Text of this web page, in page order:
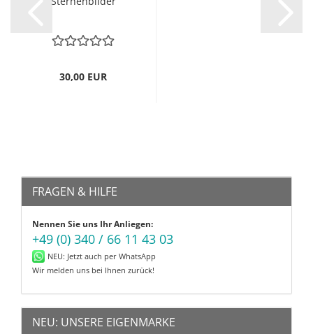
30,00 EUR
FRAGEN & HILFE
Nennen Sie uns Ihr Anliegen:
+49 (0) 340 / 66 11 43 03
NEU: Jetzt auch per WhatsApp
Wir melden uns bei Ihnen zurück!
NEU: UNSERE EIGENMARKE